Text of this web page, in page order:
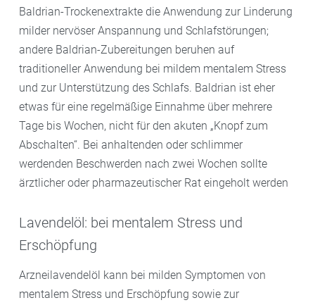
Baldrian-Trockenextrakte die Anwendung zur Linderung
milder nervöser Anspannung und Schlafstörungen;
andere Baldrian-Zubereitungen beruhen auf
traditioneller Anwendung bei mildem mentalem Stress
und zur Unterstützung des Schlafs. Baldrian ist eher
etwas für eine regelmäßige Einnahme über mehrere
Tage bis Wochen, nicht für den akuten „Knopf zum
Abschalten“. Bei anhaltenden oder schlimmer
werdenden Beschwerden nach zwei Wochen sollte
ärztlicher oder pharmazeutischer Rat eingeholt werden
Lavendelöl: bei mentalem Stress und
Erschöpfung
Arzneilavendelöl kann bei milden Symptomen von
mentalem Stress und Erschöpfung sowie zur